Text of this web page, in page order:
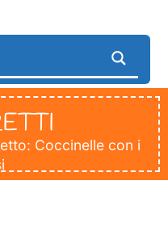
Coccinelle con i